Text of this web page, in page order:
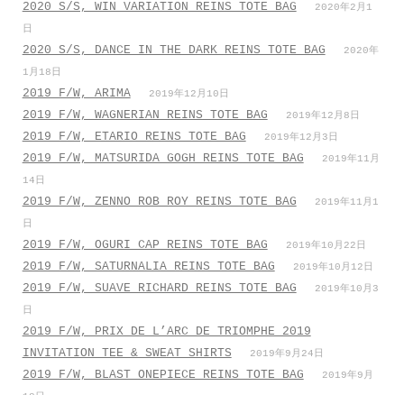
2020 S/S, WIN VARIATION REINS TOTE BAG
2020年2月1
日
2020 S/S, DANCE IN THE DARK REINS TOTE BAG
2020年
1月18日
2019 F/W, ARIMA 2019年12月10日
2019 F/W, WAGNERIAN REINS TOTE BAG 2019年12月8日
2019 F/W, ETARIO REINS TOTE BAG 2019年12月3日
2019 F/W, MATSURIDA GOGH REINS TOTE BAG
2019年11月
14日
2019 F/W, ZENNO ROB ROY REINS TOTE BAG
2019年11月1
日
2019 F/W, OGURI CAP REINS TOTE BAG 2019年10月22日
2019 F/W, SATURNALIA REINS TOTE BAG 2019年10月12日
2019 F/W, SUAVE RICHARD REINS TOTE BAG
2019年10月3
日
2019 F/W, PRIX DE L’ARC DE TRIOMPHE 2019
INVITATION TEE & SWEAT SHIRTS
2019年9月24日
2019 F/W, BLAST ONEPIECE REINS TOTE BAG
2019年9月